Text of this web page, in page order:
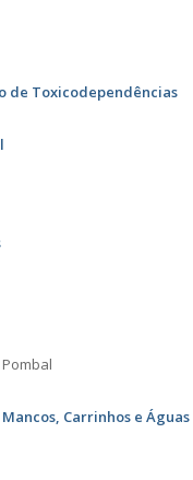
de Toxicodependências
Carrinhos e